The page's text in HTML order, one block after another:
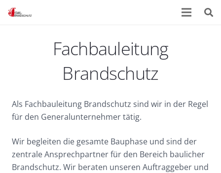
Fachbauleitung
Brandschutz
Als Fachbauleitung Brandschutz sind wir in der Regel
für den Generalunternehmer tätig.
Wir begleiten die gesamte Bauphase und sind der
zentrale Ansprechpartner für den Bereich baulicher
Brandschutz. Wir beraten unseren Auftraggeber und